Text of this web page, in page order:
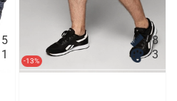
5
1
-13%
8
3